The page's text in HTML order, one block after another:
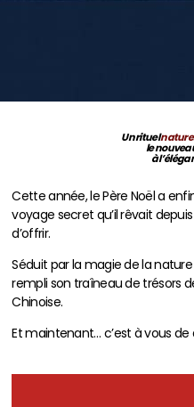
Un rituel
le
à
Cette année, le Père Noël a
voyage secret qu’il rêvait
d’offrir.
Séduit par la magie de la
rempli son traîneau de trésors
Chinoise.
Et maintenant… c’est à vous